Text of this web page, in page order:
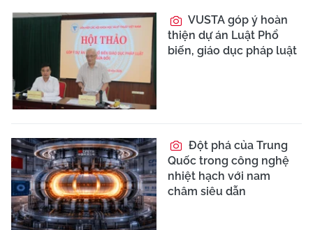
VUSTA góp ý hoàn
thiện dự án Luật Phổ
biến, giáo dục pháp luật
Đột phá của Trung
Quốc trong công nghệ
nhiệt hạch với nam
châm siêu dẫn